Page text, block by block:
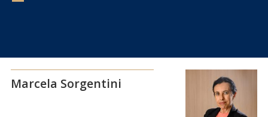
Marcela Sorgentini